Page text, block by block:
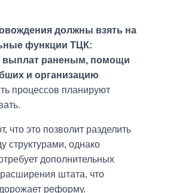
должны взять на
функции ТЦК:
раненым, помощи
и организацию
процессов планируют
что это позволит разделить
структурами, однако
дополнительных
штата, что
реформу.